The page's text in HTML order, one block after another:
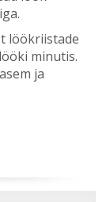
löökriistade
minutis.
ja